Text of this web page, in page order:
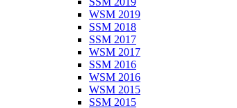
WSM 2019
SSM 2018
SSM 2017
WSM 2017
SSM 2016
WSM 2016
WSM 2015
SSM 2015